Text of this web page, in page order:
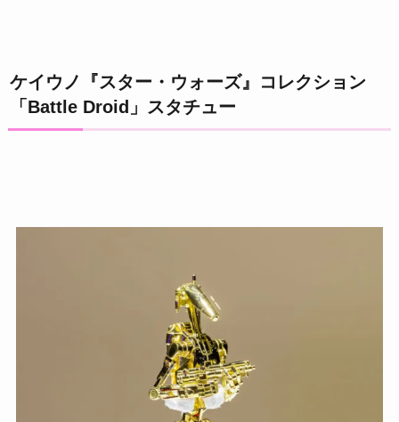
ケイウノ『スター・ウォーズ』コレクション
「Battle Droid」スタチュー